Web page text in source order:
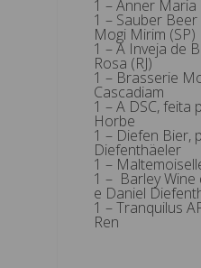
1 – Anner Maria
1 – Sauber
Mogi Mirim (SP)
1 – A Inveja de
Rosa (RJ)
1 – Brasserie
Cascadiam
1 – A DSC, feita
Horbe
1 – Diefen Bier,
Diefenthäeler
1 –
1 – Barley
e Daniel
1 – Tranquilus
Ren